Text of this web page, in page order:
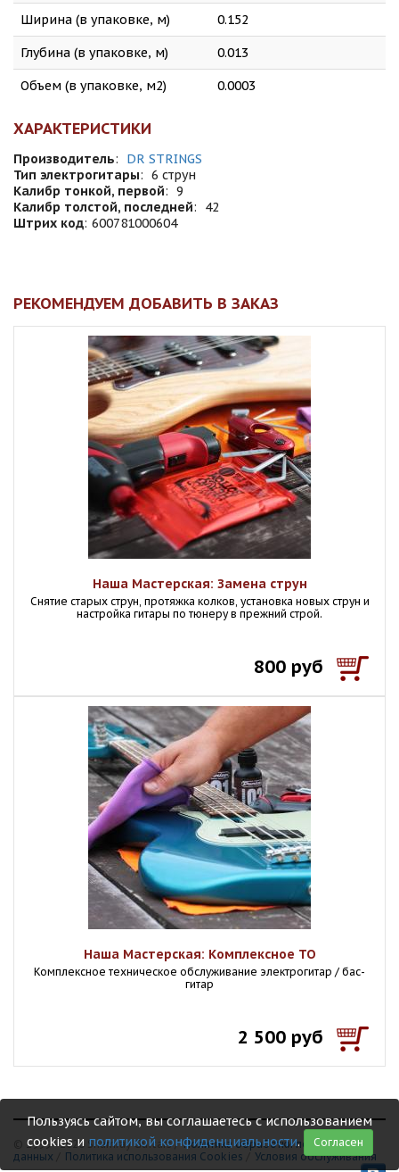
Ширина (в упаковке, м) 0.152
Глубина (в упаковке, м) 0.013
Объем (в упаковке, м2) 0.0003
ХАРАКТЕРИСТИКИ
Производитель:
DR STRINGS
Тип электрогитары: 6 струн
Калибр тонкой, первой: 9
Калибр толстой, последней:
42
Штрих код: 600781000604
РЕКОМЕНДУЕМ ДОБАВИТЬ В ЗАКАЗ
Наша Мастерская: Замена струн
Снятие старых струн, протяжка колков, установка новых струн и
настройка гитары по тюнеру в прежний строй.
800 руб
Наша Мастерская: Комплексное ТО
Комплексное техническое обслуживание электрогитар / бас-
гитар
2 500 руб
© 1999 - 2026 Shamray Guitars /Политика обработки персональных
данных
Политика использования Сookies Условия обслуживания
Пользуясь сайтом, вы соглашаетесь с использованием
cookies и политикой конфиденциальности. Согласен